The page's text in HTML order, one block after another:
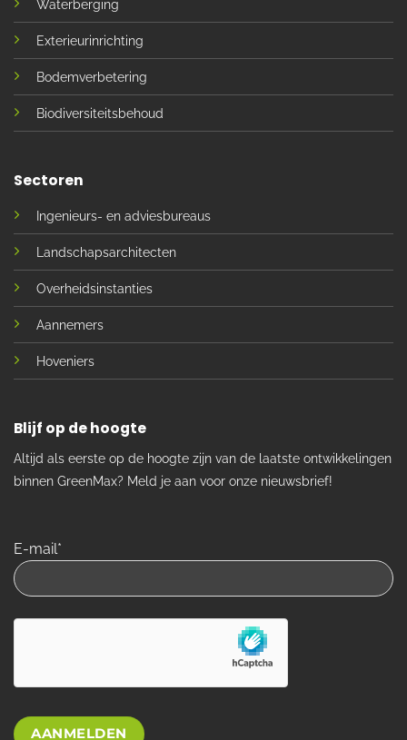
Waterberging
Exterieurinrichting
Bodemverbetering
Biodiversiteitsbehoud
Sectoren
Ingenieurs- en adviesbureaus
Landschapsarchitecten
Overheidsinstanties
Aannemers
Hoveniers
Blijf op de hoogte
Altijd als eerste op de hoogte zijn van de laatste ontwikkelingen
binnen GreenMax? Meld je aan voor onze nieuwsbrief!
E-mail*